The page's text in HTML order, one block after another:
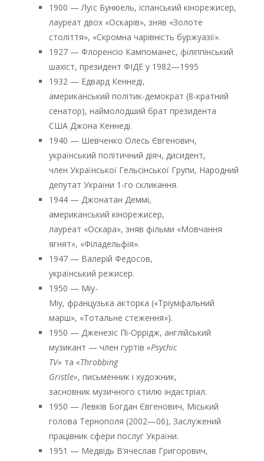
1900 — Луїс Бунюель, іспанський кінорежисер,
лауреат двох «Оскарів», зняв «Золоте
століття», «Скромна чарівність буржуазії».
1927 — Флоренсіо Кампоманес, філіппінський
шахіст, президент ФІДЕ у 1982—1995
1932 — Едвард Кеннеді,
американський політик-демократ (8-кратний
сенатор), наймолодший брат президента
США Джона Кеннеді.
1940 — Шевченко Олесь Євгенович,
український політичний діяч, дисидент,
член Української Гельсінської Групи, Народний
депутат України 1-го скликання.
1944 — Джонатан Деммі,
американський кінорежисер,
лауреат «Оскара», зняв фільми «Мовчання
ягнят», «Філадельфія».
1947 — Валерій Федосов,
український режисер.
1950 — Міу-
Міу, французька акторка («Тріумфальний
марш», «Тотальне стеження»).
1950 — Дженезіс Пі-Оррідж, англійський
музикант — член гуртів «Psychic
TV» та «Throbbing
Gristle», письменник і художник,
засновник музичного стилю індастріал.
1950 — Левків Богдан Євгенович, Міський
голова Тернополя (2002—06), Заслужений
працівник сфери послуг України.
1951 — Медвідь В’ячеслав Григорович,